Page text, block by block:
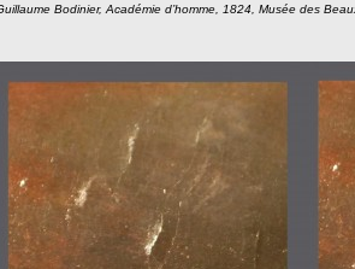
Bodinier, Académie d’homme, 1824, Musée des